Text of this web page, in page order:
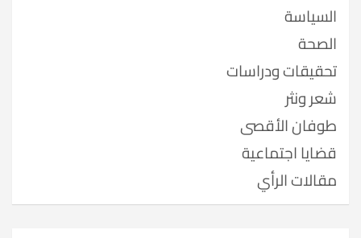
السياسة
الصحة
تحقيقات ودراسات
شعر ونثر
طوفان الأقصى
قضايا اجتماعية
مقالات الرأي